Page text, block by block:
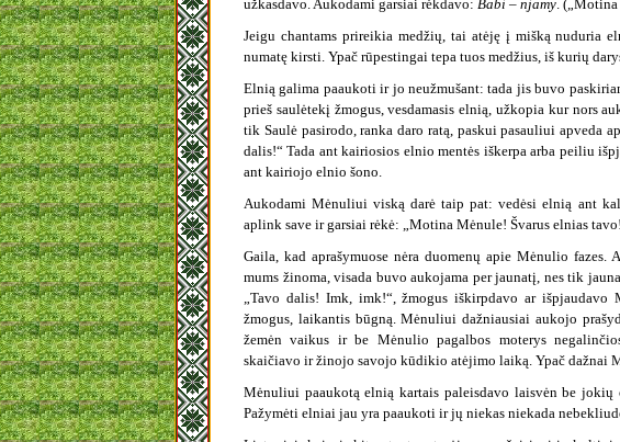
užkasdavo. Aukodami garsiai rėkdavo: Babi – njamy.
Jeigu chantams prireikia medžių, tai atėję į mišką nuduria
numatę kirsti. Ypač rūpestingai tepa tuos medžius, iš kurių
Elnią galima paaukoti ir jo neužmušant: tada jis buvo
prieš saulėtekį žmogus, vesdamasis elnią, užkopia kur nors
tik Saulė pasirodo, ranka daro ratą, paskui pasauliui apveda
dalis!“ Tada ant kairiosios elnio mentės iškerpa arba peiliu
ant kairiojo elnio šono.
Aukodami Mėnuliui viską darė taip pat: vedėsi elnią ant
aplink save ir garsiai rėkė: „Motina Mėnule! Švarus elnias
Gaila, kad aprašymuose nėra duomenų apie Mėnulio
mums žinoma, visada buvo aukojama per jaunatį, nes tik
„Tavo dalis! Imk, imk!“, žmogus iškirpdavo ar
žmogus, laikantis būgną. Mėnuliui dažniausiai aukojo
žemėn vaikus ir be Mėnulio pagalbos moterys
skaičiavo ir žinojo savojo kūdikio atėjimo laiką. Ypač dažnai
Mėnuliui paaukotą elnią kartais paleisdavo laisvėn be
Pažymėti elniai jau yra paaukoti ir jų niekas niekada